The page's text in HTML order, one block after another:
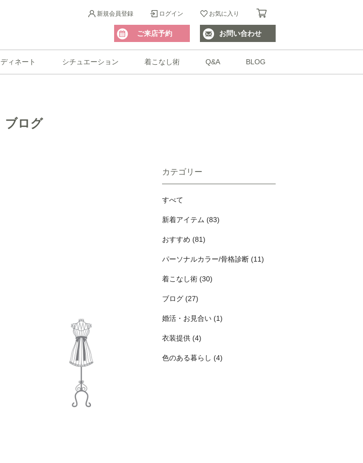
新規会員登録 ログイン お気に入り
ご来店予約 お問い合わせ
ィネート シチュエーション 着こなし術 Q&A BLOG
ブログ
カテゴリー
すべて
新着アイテム (83)
おすすめ (81)
パーソナルカラー/骨格診断 (11)
着こなし術 (30)
ブログ (27)
婚活・お見合い (1)
衣装提供 (4)
色のある暮らし (4)